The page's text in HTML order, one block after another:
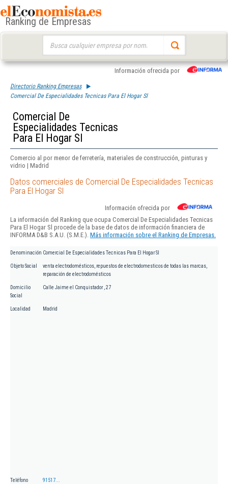
Ranking de Empresas
Información ofrecida por
Directorio Ranking Empresas
Comercial De Especialidades Tecnicas Para El Hogar Sl
Comercial De
Especialidades Tecnicas
Para El Hogar Sl
Comercio al por menor de ferretería, materiales de construcción, pinturas y
vidrio | Madrid
Datos comerciales de Comercial De Especialidades Tecnicas
Para El Hogar Sl
Información ofrecida por
La información del Ranking que ocupa Comercial De Especialidades Tecnicas
Para El Hogar Sl procede de la base de datos de información financiera de
INFORMA D&B S.A.U. (S.M.E.). Más información sobre el Ranking de Empresas.
Denominación Comercial De Especialidades Tecnicas Para El Hogar Sl
Objeto Social
venta electrodomésticos, repuestos de electrodomesticos de todas las marcas,
reparación de electrodomésticos
Domicilio
Social
Calle Jaime el Conquistador , 27
Localidad Madrid
Teléfono 91517...